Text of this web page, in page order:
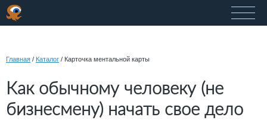
Главная / Каталог / Карточка ментальной карты
Как обычному человеку (не
бизнесмену) начать свое дело